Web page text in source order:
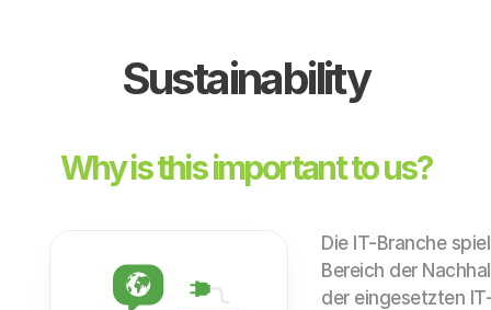
Sustainability
Why is this important to us?
Die IT-Branche
Bereich der
der eingesetzten